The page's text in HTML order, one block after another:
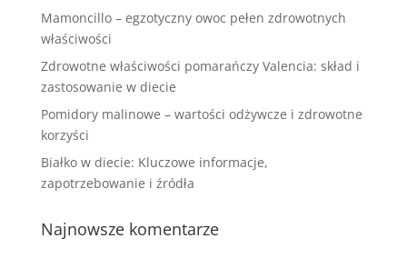
Mamoncillo – egzotyczny owoc pełen zdrowotnych
właściwości
Zdrowotne właściwości pomarańczy Valencia: skład i
zastosowanie w diecie
Pomidory malinowe – wartości odżywcze i zdrowotne
korzyści
Białko w diecie: Kluczowe informacje,
zapotrzebowanie i źródła
Najnowsze komentarze